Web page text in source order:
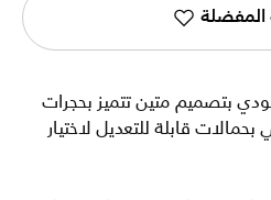
المفضلة
بتصميم متين تتميز بحجرات
قابلة للتعديل لاختيار